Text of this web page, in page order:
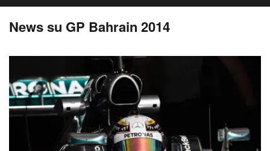
News su GP Bahrain 2014